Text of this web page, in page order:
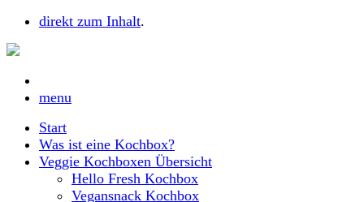
direkt zum Inhalt.
menu
Start
Was ist eine Kochbox?
Veggie Kochboxen Übersicht
Hello Fresh Kochbox
Vegansnack Kochbox